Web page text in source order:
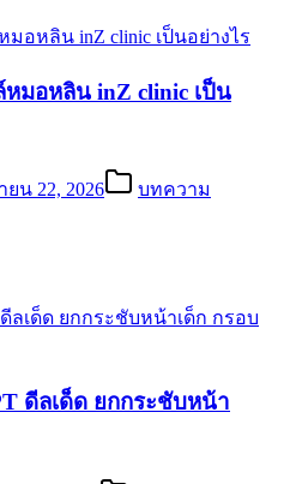
มอหลิน inZ clinic เป็น
ยน 22, 2026
บทความ
ดีลเด็ด ยกกระชับหน้า